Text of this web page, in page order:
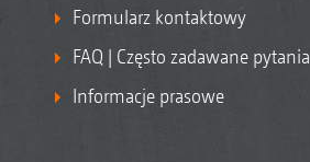
Formularz kontaktowy
FAQ | Często zadawane pytania
Informacje prasowe